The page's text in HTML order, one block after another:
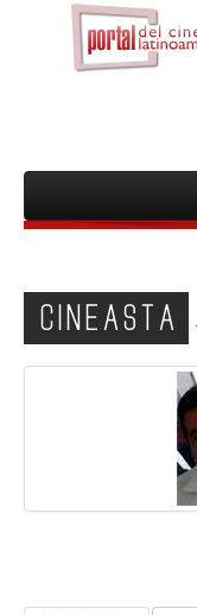
INICIO
PELICULAS
AUDIOVISUAL
CINEASTA